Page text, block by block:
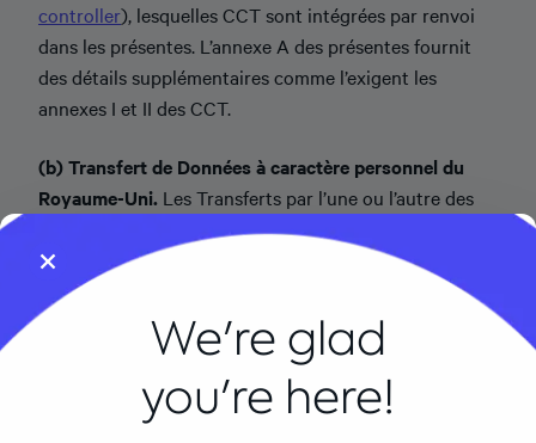
We're glad
you're here!
controller), lesquelles CCT sont intégrées par renvoi
dans les présentes. L’annexe A des présentes fournit
des détails supplémentaires comme l’exigent les
annexes I et II des CCT.
(b) Transfert de Données à caractère personnel du
Royaume-Uni. Les Transferts par l’une ou l’autre des
Parties de Données à caractère personnel touchant le
Royaume-Uni, soit en plus de l’EEE ou séparément,
vers un Pays visé par des restrictions seront effectués
en conformité avec le présent ATD et les CCT, y
compris, s’il y a lieu, l’Addenda du Royaume-Uni (qui se
trouve à international-data-transfer-addendum.pdf),
dont les modalités sont intégrées par renvoi dans les